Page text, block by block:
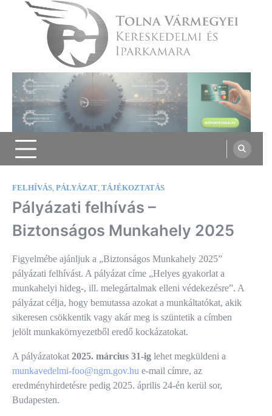
Tolna Vármegyei Kereskedelmi és
Iparkamara
FELHÍVÁS, PÁLYÁZAT, TÁJÉKOZTATÁS
Pályázati felhívás –
Biztonságos Munkahely 2025
Figyelmébe ajánljuk a „Biztonságos Munkahely 2025”
pályázati felhívást. A pályázat címe „Helyes gyakorlat a
munkahelyi hideg-, ill. melegártalmak elleni védekezésre”. A
pályázat célja, hogy bemutassa azokat a munkáltatókat, akik
sikeresen csökkentik vagy akár meg is szüntetik a címben
jelölt munkakörnyezetből eredő kockázatokat.
A pályázatokat 2025. március 31-ig lehet megküldeni a
munkavedelmi-foo@ngm.gov.hu e-mail címre, az
eredményhirdetésre pedig 2025. április 24-én kerül sor,
Budapesten.